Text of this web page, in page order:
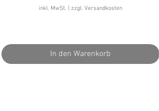
inkl. MwSt. zzgl. Versandkosten
In den Warenkorb